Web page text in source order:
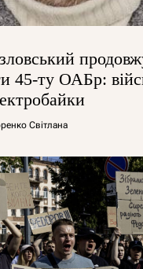
45-ту ОАБр:
Світлана